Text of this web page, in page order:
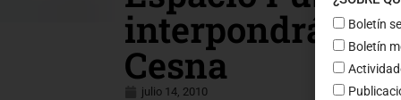
interpondrán
Cesna
julio 14, 2010
Boletín
Boletín